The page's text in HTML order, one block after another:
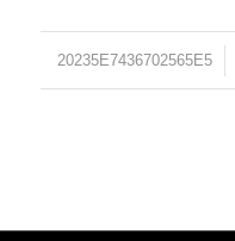
20235E7436702565E5
/